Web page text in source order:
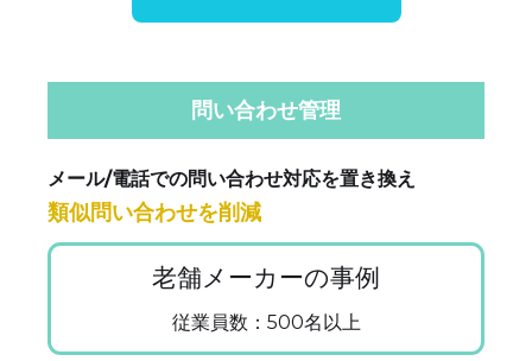
問い合わせ管理
メール/電話での問い合わせ対応を置き換え
類似問い合わせを削減
老舗メーカーの事例
従業員数：500名以上